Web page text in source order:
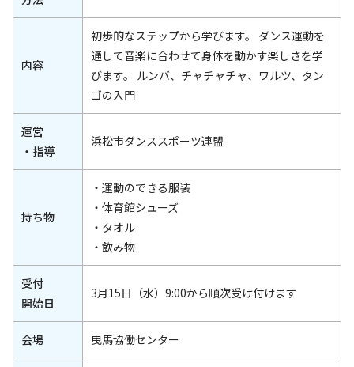
内容
初歩的なステップから学びます。 ダンス運動を
通して音楽に合わせて身体を動かす楽しさを学
びます。 ルンバ、チャチャチャ、ワルツ、タン
ゴの入門
運営
・指導
浜松市ダンススポーツ連盟
持ち物
・運動のできる服装
・体育館シューズ
・タオル
・飲み物
受付
開始日
3月15日（水）9:00から順次受け付けます
会場 曳馬協働センター